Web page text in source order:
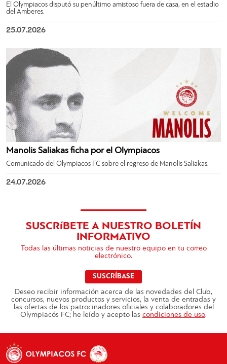
El Olympiacos disputó su penúltimo amistoso fuera de casa, en el estadio
del Amberes.
25.07.2026
Manolis Saliakas ficha por el Olympiacos
Comunicado del Olympiacos FC sobre el regreso de Manolis Saliakas.
24.07.2026
SUSCRíBETE A NUESTRO BOLETÍN
INFORMATIVO
Todas las últimas noticias de nuestro equipo en tu correo
electrónico.
SUSCRÍBASE
Deseo recibir información acerca de las novedades del Club,
concursos, nuevos productos y servicios, la venta de entradas y
las ofertas de los patrocinadores oficiales y colaboradores del
Olympiacós FC; he leído y acepto las condiciones de uso.